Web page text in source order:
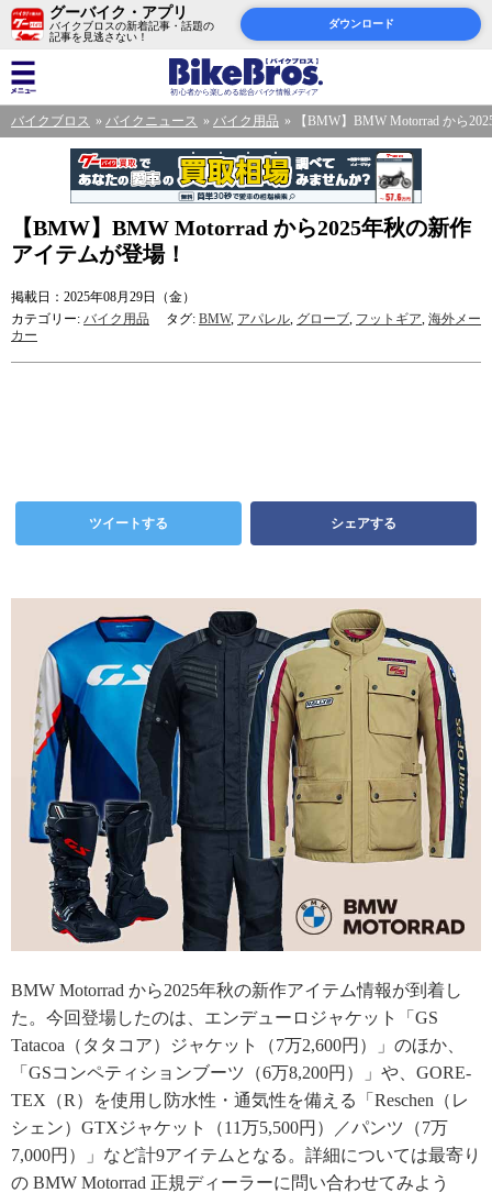
グーバイク・アプリ
バイクブロスの新着記事・話題の
記事を見逃さない！
ダウンロード
バイクブロス バイクニュース バイク用品 【BMW】BMW Motorrad から
【BMW】BMW Motorrad から2025年秋の新作
アイテムが登場！
掲載日：2025年08月29日（金）
カテゴリー: バイク用品 タグ: BMW, アパレル, グローブ, フットギア, 海外メー
カー
ツイートする シェアする
BMW Motorrad から2025年秋の新作アイテム情報が到着し
た。今回登場したのは、エンデューロジャケット「GS
Tatacoa（タタコア）ジャケット（7万2,600円）」のほか、
「GSコンペティションブーツ（6万8,200円）」や、GORE-
TEX（R）を使用し防水性・通気性を備える「Reschen（レ
シェン）GTXジャケット（11万5,500円）／パンツ（7万
7,000円）」など計9アイテムとなる。詳細については最寄り
の BMW Motorrad 正規ディーラーに問い合わせてみよう